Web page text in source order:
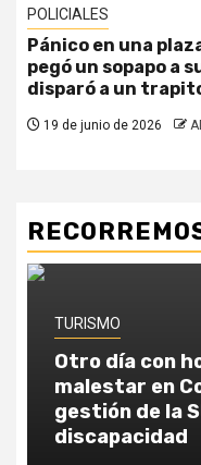
en una plaza: un
un sopapo a su
a un trapito y
de junio de 2026 ADS
TURISMO
Otro día con
malestar en
gestión de la
discapacidad